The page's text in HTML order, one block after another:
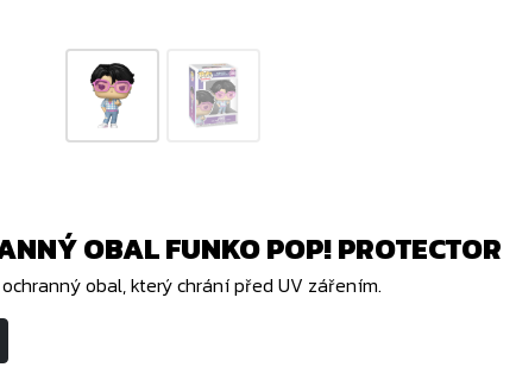
OBAL FUNKO POP! PROTECTOR
obal, který chrání před UV zářením.